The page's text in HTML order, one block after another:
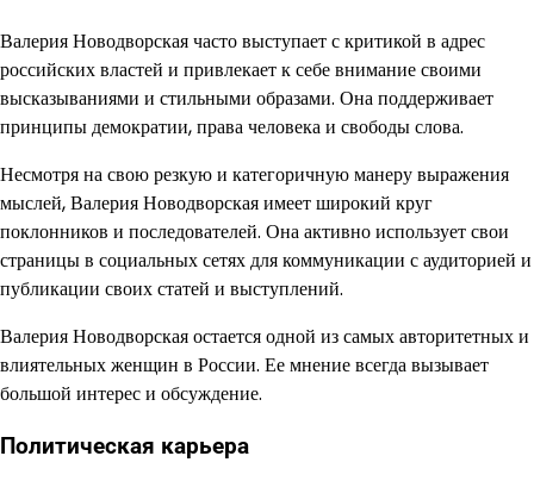
Валерия Новодворская часто выступает с критикой в адрес
российских властей и привлекает к себе внимание своими
высказываниями и стильными образами. Она поддерживает
принципы демократии, права человека и свободы слова.
Несмотря на свою резкую и категоричную манеру выражения
мыслей, Валерия Новодворская имеет широкий круг
поклонников и последователей. Она активно использует свои
страницы в социальных сетях для коммуникации с аудиторией и
публикации своих статей и выступлений.
Валерия Новодворская остается одной из самых авторитетных и
влиятельных женщин в России. Ее мнение всегда вызывает
большой интерес и обсуждение.
Политическая карьера